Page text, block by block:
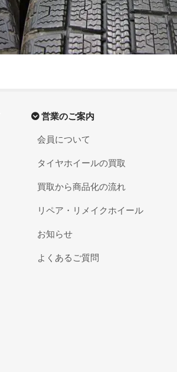
営業のご案内
会員について
タイヤホイールの買取
買取から商品化の流れ
リペア・リメイクホイール
お知らせ
よくあるご質問